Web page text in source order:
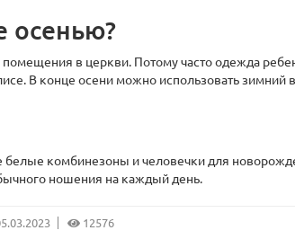
осенью?
в церкви. Потому часто одежда
В конце осени можно использовать зимний
комбинезоны и человечки для
ношения на каждый день.
12576